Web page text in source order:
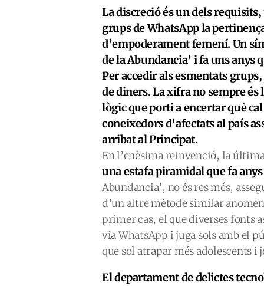
La discreció és un dels
grups de WhatsApp la
d’empoderament femení. Un
de la Abundancia’ i fa uns anys
Per accedir als esmentats
de diners. La xifra no sempre
lògic que porti a encertar què
coneixedors d’afectats al país
arribat al Principat.
En l’enèsima reinvenció, la
una estafa piramidal que fa
Abundancia’, no és res més,
d’un altre mètode similar
primer cas, el que diverses fonts
via WhatsApp i juga sols amb el
que sol atrapar més adolescents
El departament de delictes